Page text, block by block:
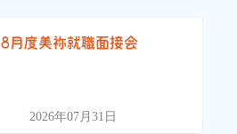
8月度美祢就職面接会
2026年07月31日